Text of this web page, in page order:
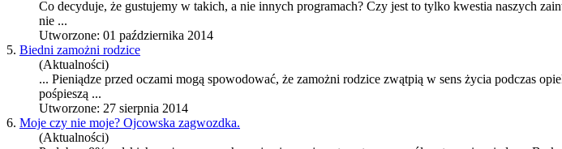
Co decyduje, że gustujemy w takich, a nie innych programach? Czy jest to tylko kwestia naszych
nie ...
Utworzone: 01 października 2014
5. Biedni zamożni rodzice
(Aktualności)
... Pieniądze przed oczami mogą spowodować, że zamożni rodzice zwątpią w sens życia podczas
pośpieszą ...
Utworzone: 27 sierpnia 2014
6. Moje czy nie moje? Ojcowska zagwozdka.
(Aktualności)